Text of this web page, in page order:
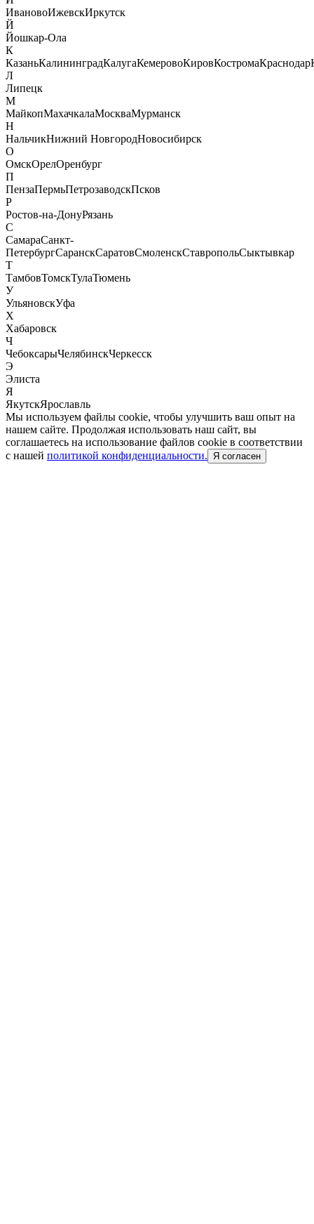
ИвановоИжевскИркутск
Й
Йошкар-Ола
К
КазаньКалининградКалугаКемеровоКировКостромаКраснодар
Л
Липецк
М
МайкопМахачкалаМоскваМурманск
Н
НальчикНижний НовгородНовосибирск
О
ОмскОрелОренбург
П
ПензаПермьПетрозаводскПсков
Р
Ростов-на-ДонуРязань
С
СамараСанкт-
ПетербургСаранскСаратовСмоленскСтавропольСыктывкар
Т
ТамбовТомскТулаТюмень
У
УльяновскУфа
Х
Хабаровск
Ч
ЧебоксарыЧелябинскЧеркесск
Э
Элиста
Я
ЯкутскЯрославль
Мы используем файлы cookie, чтобы улучшить ваш опыт на
нашем сайте. Продолжая использовать наш сайт, вы
соглашаетесь на использование файлов cookie в соответствии
с нашей политикой конфиденциальности. Я согласен